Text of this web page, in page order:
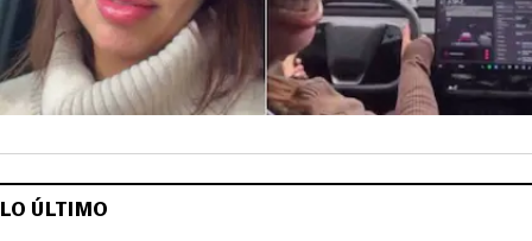
LO ÚLTIMO